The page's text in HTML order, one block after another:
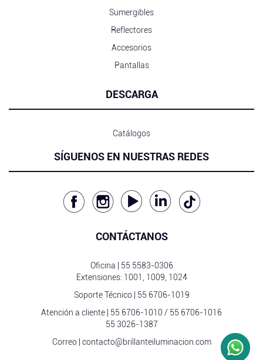
Sumergibles
Reflectores
Accesorios
Pantallas
DESCARGA
Catálogos
SÍGUENOS EN NUESTRAS REDES
CONTÁCTANOS
Oficina | 55 5583-0306
Extensiones: 1001, 1009, 1024
Soporte Técnico | 55 6706-1019
Atención a cliente | 55 6706-1010 / 55 6706-1016
55 3026-1387
Correo | contacto@brillanteiluminacion.com